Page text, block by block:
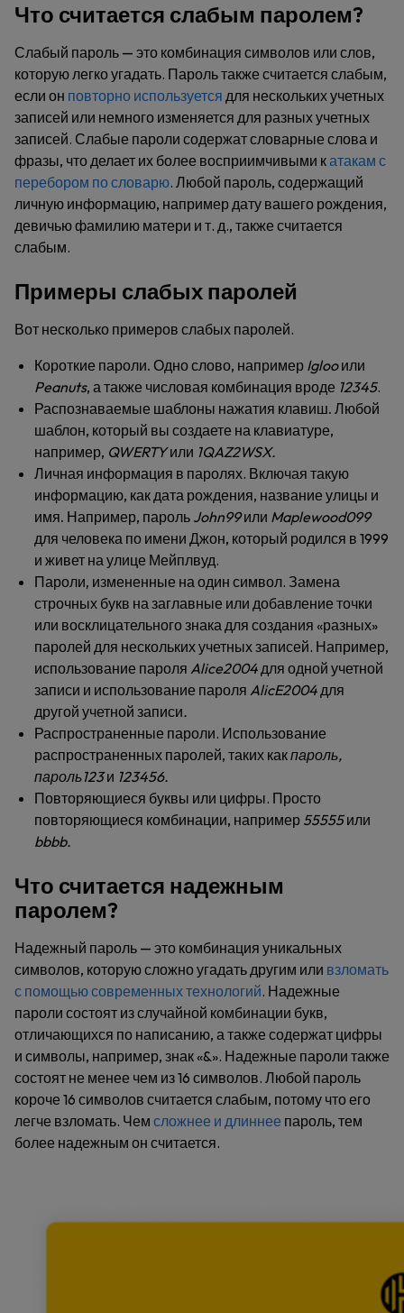
Что считается слабым паролем?
Слабый пароль — это комбинация символов или слов,
которую легко угадать. Пароль также считается слабым,
если он повторно используется для нескольких учетных
записей или немного изменяется для разных учетных
записей. Слабые пароли содержат словарные слова и
фразы, что делает их более восприимчивыми катакам с
перебором по словарю. Любой пароль, содержащий
личную информацию, например дату вашего рождения,
девичью фамилию матери и т. д., также считается
слабым.
Примеры слабых паролей
Вот несколько примеров слабых паролей.
Короткие пароли. Одно слово, например Iglooили
Peanuts, а также числовая комбинация вроде 12345.
Распознаваемые шаблоны нажатия клавиш. Любой
шаблон, который вы создаете на клавиатуре,
например, QWERTYили 1QAZ2WSX.
Личная информация в паролях. Включая такую
информацию, как дата рождения, название улицы и
имя. Например, пароль John99или Maplewood099
для человека по имени Джон, который родился в 1999
и живет на улице Мейплвуд.
Пароли, измененные на один символ. Замена
строчных букв на заглавные или добавление точки
или восклицательного знака для создания «разных»
паролей для нескольких учетных записей. Например,
использование пароля Alice2004для одной учетной
записи и использование пароля AlicE2004для
другой учетной записи.
Распространенные пароли. Использование
распространенных паролей, таких какпароль,
пароль123и 123456.
Повторяющиеся буквы или цифры. Просто
повторяющиеся комбинации, например 55555или
bbbb.
Что считается надежным
паролем?
Надежный пароль — это комбинация уникальных
символов, которую сложно угадать другим или взломать
с помощью современных технологий. Надежные
пароли состоят из случайной комбинации букв,
отличающихся по написанию, а также содержат цифры
и символы, например, знак «&». Надежные пароли также
состоят не менее чем из 16 символов. Любой пароль
короче 16 символов считается слабым, потому что его
легче взломать. Чем сложнее и длиннее пароль, тем
более надежным он считается.